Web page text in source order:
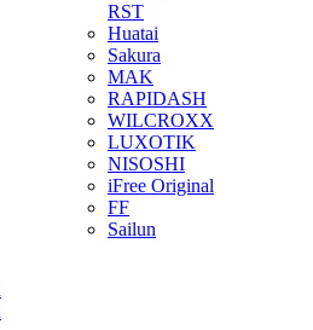
RST
Huatai
Sakura
MAK
RAPIDASH
WILCROXX
LUXOTIK
NISOSHI
iFree Original
FF
Sailun